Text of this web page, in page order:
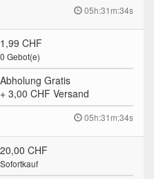
05h:31m:33s
1,99 CHF
0 Gebot(e)
Abholung Gratis
+ 3,00 CHFVersand
05h:31m:33s
20,00 CHF
Sofortkauf